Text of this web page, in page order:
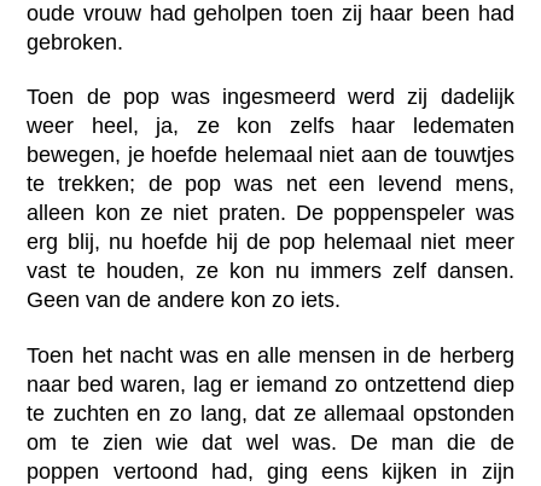
oude vrouw had geholpen toen zij haar been had
gebroken.
Toen de pop was ingesmeerd werd zij dadelijk
weer heel, ja, ze kon zelfs haar ledematen
bewegen, je hoefde helemaal niet aan de touwtjes
te trekken; de pop was net een levend mens,
alleen kon ze niet praten. De poppenspeler was
erg blij, nu hoefde hij de pop helemaal niet meer
vast te houden, ze kon nu immers zelf dansen.
Geen van de andere kon zo iets.
Toen het nacht was en alle mensen in de herberg
naar bed waren, lag er iemand zo ontzettend diep
te zuchten en zo lang, dat ze allemaal opstonden
om te zien wie dat wel was. De man die de
poppen vertoond had, ging eens kijken in zijn